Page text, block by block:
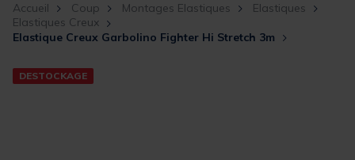
Accueil Coup Montages Elastiques
Elastiques
Elastiques Creux
Elastique Creux Garbolino Fighter Hi Stretch 3m
DESTOCKAGE